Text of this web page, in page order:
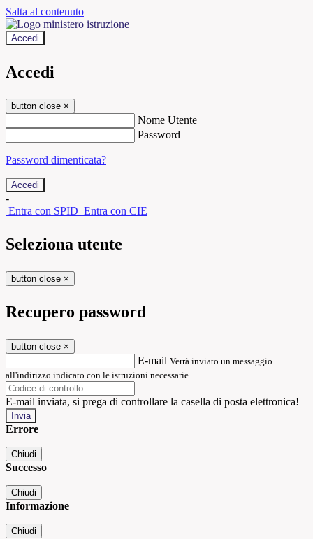
Salta al contenuto
Accedi
Accedi
button close ×
Nome Utente
Password
Password dimenticata?
-
Entra con SPID Entra con CIE
Seleziona utente
button close ×
Recupero password
button close ×
E-mail Verrà inviato un messaggio
all'indirizzo indicato con le istruzioni necessarie.
E-mail inviata, si prega di controllare la casella di posta elettronica!
Errore
Chiudi
Successo
Chiudi
Informazione
Chiudi